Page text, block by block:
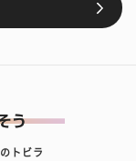
トビラ